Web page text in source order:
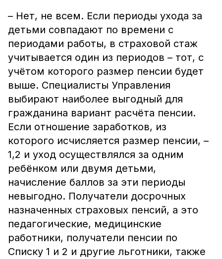
– Нет, не всем. Если периоды ухода за
детьми совпадают по времени с
периодами работы, в страховой стаж
учитывается один из периодов – тот, с
учётом которого размер пенсии будет
выше. Специалисты Управления
выбирают наиболее выгодный для
гражданина вариант расчёта пенсии.
Если отношение заработков, из
которого исчисляется размер пенсии, –
1,2 и уход осуществлялся за одним
ребёнком или двумя детьми,
начисление баллов за эти периоды
невыгодно. Получатели досрочных
назначенных страховых пенсий, а это
педагогические, медицинские
работники, получатели пенсии по
Списку 1 и 2 и другие льготники, также